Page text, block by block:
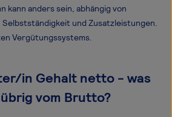
kann anders sein, abhängig von
und Zusatzleistungen.
Vergütungssystems.
in Gehalt netto - was
vom Brutto?